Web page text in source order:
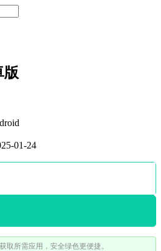
版
01-24
取所需应用，安全绿色更便捷。